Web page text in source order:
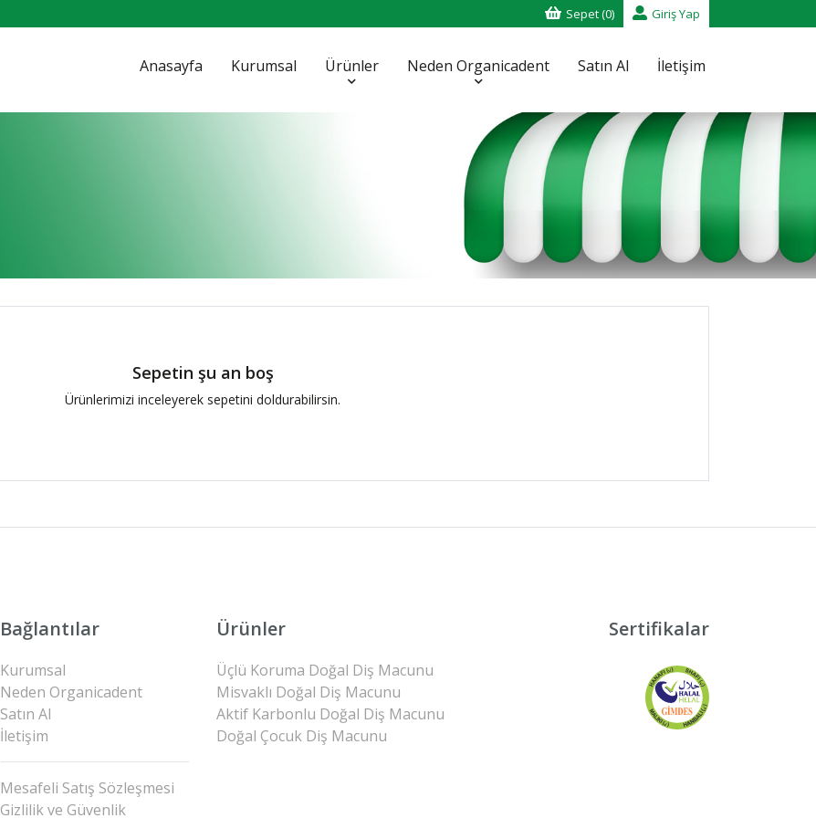
Sepet (0) Giriş Yap
Anasayfa Kurumsal Ürünler Neden Organicadent Satın Al İletişim
Sepetin şu an boş
Ürünlerimizi inceleyerek sepetini doldurabilirsin.
Bağlantılar
Kurumsal
Neden Organicadent
Satın Al
İletişim
Mesafeli Satış Sözleşmesi
Gizlilik ve Güvenlik
Ürünler
Üçlü Koruma Doğal Diş Macunu
Misvaklı Doğal Diş Macunu
Aktif Karbonlu Doğal Diş Macunu
Doğal Çocuk Diş Macunu
Sertifikalar